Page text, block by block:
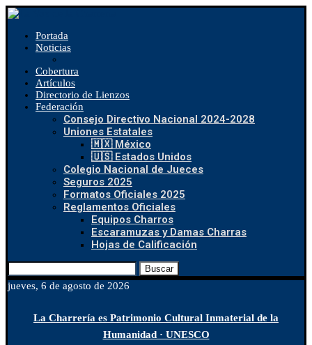
Portada
Noticias
Cobertura
Artículos
Directorio de Lienzos
Federación
Consejo Directivo Nacional 2024-2028
Uniones Estatales
🇲🇽 México
🇺🇸 Estados Unidos
Colegio Nacional de Jueces
Seguros 2025
Formatos Oficiales 2025
Reglamentos Oficiales
Equipos Charros
Escaramuzas y Damas Charras
Hojas de Calificación
Buscar
jueves, 6 de agosto de 2026
La Charrería es Patrimonio Cultural Inmaterial de la
Humanidad · UNESCO